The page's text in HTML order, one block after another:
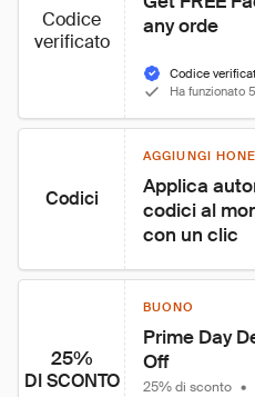
Codice
verificato
any orde
Codice
Ha funzionato
Codici
AGGIUNGI
Applica
codici al
con un clic
25%
DI SCONTO
BUONO
Prime Day
Off
25% di sconto •